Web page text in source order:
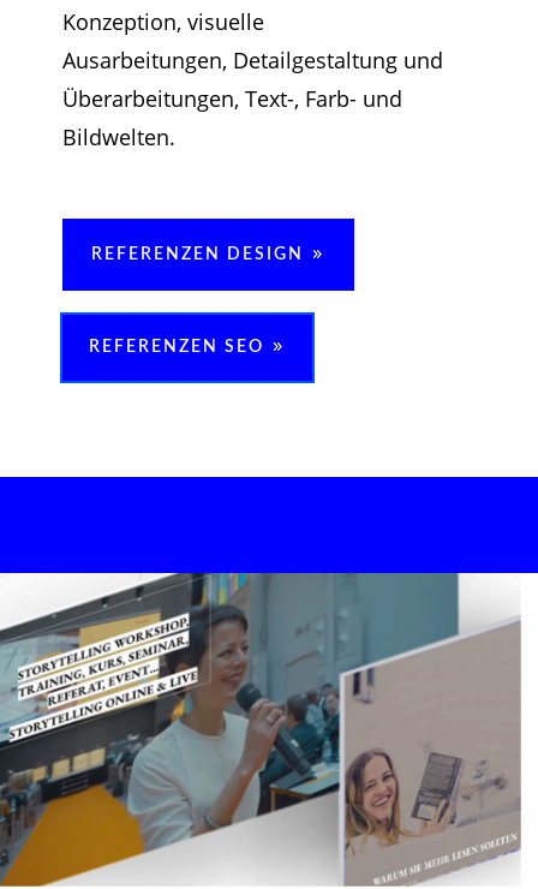
Konzeption, visuelle
Ausarbeitungen, Detailgestaltung und
Überarbeitungen, Text-, Farb- und
Bildwelten.
REFERENZEN DESIGN
REFERENZEN SEO